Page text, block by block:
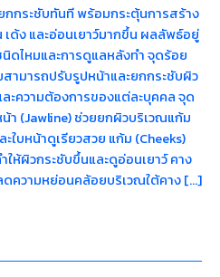
กกระชับทันที พร้อมกระตุ้นการสร้าง
เด้ง และอ่อนเยาว์มากขึ้น ผลลัพธ์อยู่
ดไหมและการดูแลหลังทำ จุดร้อย
ามารถปรับรูปหน้าและยกกระชับผิว
ความต้องการของแต่ละบุคคล จุด
(Jawline) ช่วยยกผิวบริเวณแก้ม
ใบหน้าดูเรียวสวย แก้ม (Cheeks)
ห้ผิวกระชับขึ้นและดูอ่อนเยาว์ คาง
ดความหย่อนคล้อยบริเวณใต้คาง […]